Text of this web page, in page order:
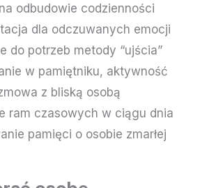
odbudowie codzienności
dla odczuwanych emocji
do potrzeb metody “ujścia”
w pamiętniku, aktywność
z bliską osobą
ram czasowych w ciągu dnia
pamięci o osobie zmarłej